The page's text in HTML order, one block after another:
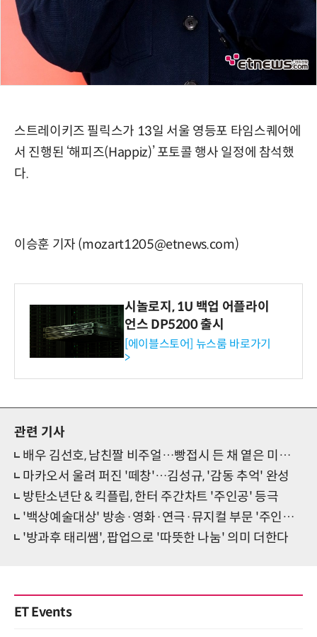
스트레이키즈 필릭스가 13일 서울 영등포 타임스퀘어에
서 진행된 ‘해피즈(Happiz)’ 포토콜 행사 일정에 참석했
다.
이승훈 기자 (mozart1205@etnews.com)
시놀로지, 1U 백업 어플라이
언스 DP5200 출시
[에이블스토어] 뉴스룸 바로가기
>
관련 기사
배우 김선호, 남친짤 비주얼…빵접시 든 채 옅은 미소 '심쿵'
마카오서 울려 퍼진 '떼창'…김성규, '감동 추억' 완성
방탄소년단 & 킥플립, 한터 주간차트 '주인공' 등극
'백상예술대상' 방송·영화·연극·뮤지컬 부문 '주인공 후보'는?
'방과후 태리쌤', 팝업으로 '따뜻한 나눔' 의미 더한다
ET Events